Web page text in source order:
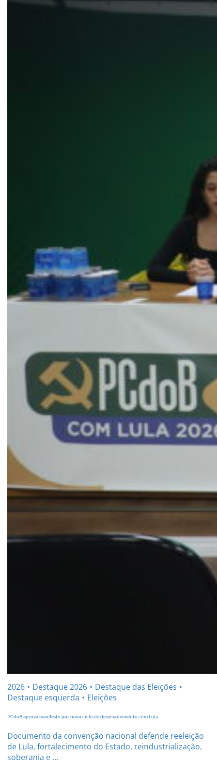
2026 Destaque 2026
Destaque das Eleições
Destaque esquerda
Eleições
PCdoB aprova manifesto por novo ciclo de desenvolvimento com Lula
Documento da convenção nacional defende reeleição
de Lula, fortalecimento do Estado, reindustrialização,
soberania e ...